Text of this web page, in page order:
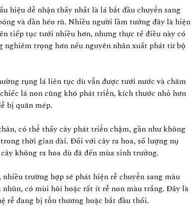
hiệu dễ nhận thấy nhất là lá bắt đầu chuyển sang
và dần héo rũ. Nhiều người lầm tưởng đây là hiện
tiếp tục tưới nhiều hơn, nhưng thực tế điều này có
trọng hơn nếu nguyên nhân xuất phát từ bộ
rụng lá liên tục dù vẫn được tưới nước và chăm
lá non cũng khó phát triển, kích thước nhỏ hơn
bị quăn mép.
có thể thấy cây phát triển chậm, gần như không
thời gian dài. Đối với cây ra hoa, số lượng nụ
không ra hoa dù đã đến mùa sinh trưởng.
trường hợp sẽ phát hiện rễ chuyển sang màu
nhũn, có mùi hôi hoặc rất ít rễ non màu trắng. Đây là
rễ đang bị tổn thương hoặc bắt đầu thối.